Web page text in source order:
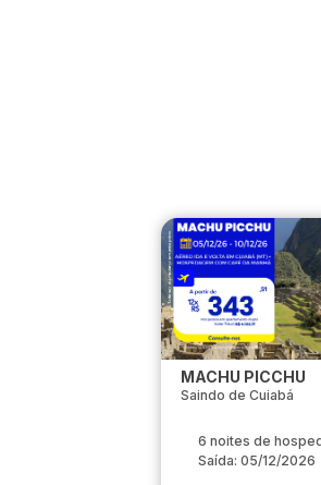
MACHU PICCHU
Saindo de Cuiabá
6 noites de
Saída: 05/12/2026